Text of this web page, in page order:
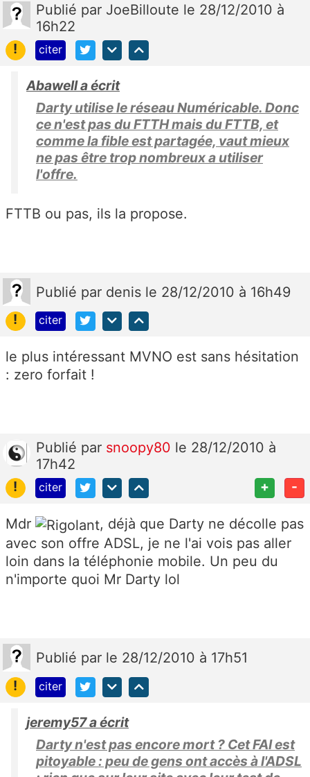
Publié par JoeBilloute le 28/12/2010 à
16h22
!
citer
Abawell a écrit
Darty utilise le réseau Numéricable. Donc
ce n'est pas du FTTH mais du FTTB, et
comme la fible est partagée, vaut mieux
ne pas être trop nombreux a utiliser
l'offre.
FTTB ou pas, ils la propose.
Publié par denis le 28/12/2010 à 16h49
!
citer
le plus intéressant MVNO est sans hésitation
: zero forfait !
Publié par snoopy80 le 28/12/2010 à
17h42
!
citer + -
Mdr
, déjà que Darty ne décolle pas
avec son offre ADSL, je ne l'ai vois pas aller
loin dans la téléphonie mobile. Un peu du
n'importe quoi Mr Darty lol
Publié par le 28/12/2010 à 17h51
!
citer
jeremy57 a écrit
Darty n'est pas encore mort ? Cet FAI est
pitoyable : peu de gens ont accès à l'ADSL